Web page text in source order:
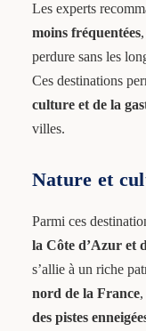
Les experts
moins fréquentées
perdure sans les
Ces destinations
culture et de la
villes.
Nature et
Parmi ces
la Côte d’Azur et
s’allie à un riche
nord de la France,
des pistes